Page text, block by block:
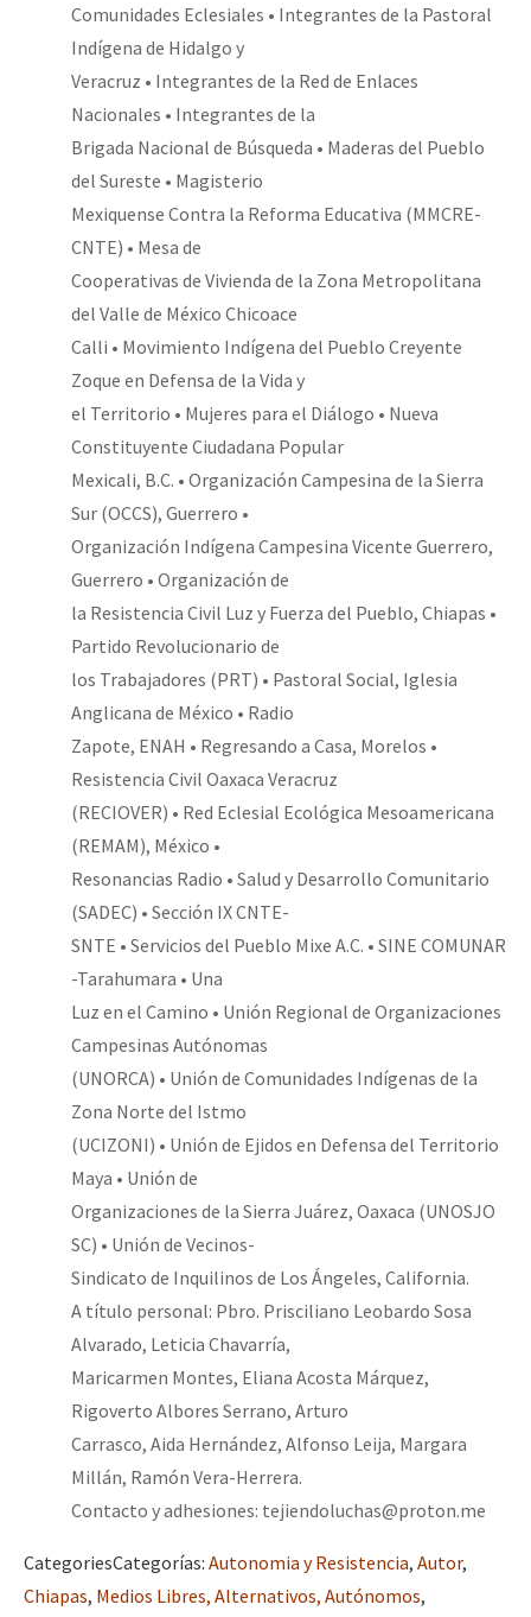
Comunidades Eclesiales • Integrantes de la Pastoral
Indígena de Hidalgo y
Veracruz • Integrantes de la Red de Enlaces
Nacionales • Integrantes de la
Brigada Nacional de Búsqueda • Maderas del Pueblo
del Sureste • Magisterio
Mexiquense Contra la Reforma Educativa (MMCRE-
CNTE) • Mesa de
Cooperativas de Vivienda de la Zona Metropolitana
del Valle de México Chicoace
Calli • Movimiento Indígena del Pueblo Creyente
Zoque en Defensa de la Vida y
el Territorio • Mujeres para el Diálogo • Nueva
Constituyente Ciudadana Popular
Mexicali, B.C. • Organización Campesina de la Sierra
Sur (OCCS), Guerrero •
Organización Indígena Campesina Vicente Guerrero,
Guerrero • Organización de
la Resistencia Civil Luz y Fuerza del Pueblo, Chiapas •
Partido Revolucionario de
los Trabajadores (PRT) • Pastoral Social, Iglesia
Anglicana de México • Radio
Zapote, ENAH • Regresando a Casa, Morelos •
Resistencia Civil Oaxaca Veracruz
(RECIOVER) • Red Eclesial Ecológica Mesoamericana
(REMAM), México •
Resonancias Radio • Salud y Desarrollo Comunitario
(SADEC) • Sección IX CNTE-
SNTE • Servicios del Pueblo Mixe A.C. • SINE COMUNAR
-Tarahumara • Una
Luz en el Camino • Unión Regional de Organizaciones
Campesinas Autónomas
(UNORCA) • Unión de Comunidades Indígenas de la
Zona Norte del Istmo
(UCIZONI) • Unión de Ejidos en Defensa del Territorio
Maya • Unión de
Organizaciones de la Sierra Juárez, Oaxaca (UNOSJO
SC) • Unión de Vecinos-
Sindicato de Inquilinos de Los Ángeles, California.
A título personal: Pbro. Prisciliano Leobardo Sosa
Alvarado, Leticia Chavarría,
Maricarmen Montes, Eliana Acosta Márquez,
Rigoverto Albores Serrano, Arturo
Carrasco, Aida Hernández, Alfonso Leija, Margara
Millán, Ramón Vera-Herrera.
Contacto y adhesiones: tejiendoluchas@proton.me
CategoriesCategorías: Autonomia y Resistencia, Autor,
Chiapas, Medios Libres, Alternativos, Autónomos,